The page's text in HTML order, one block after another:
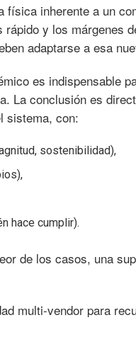
física inherente a un
y los márgenes
adaptarse a esa
es indispensable
La conclusión es
sistema, con:
sostenibilidad),
hace cumplir).
de los casos, una
multi-vendor para